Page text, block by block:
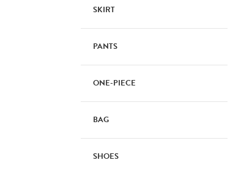
SKIRT
PANTS
ONE-PIECE
BAG
SHOES